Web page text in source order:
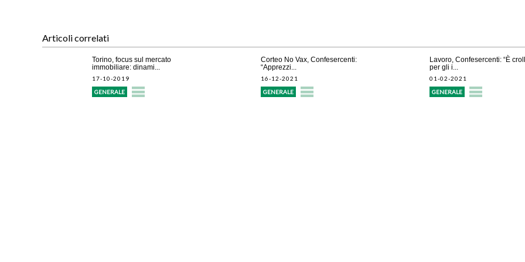
Articoli correlati
Torino, focus sul mercato
immobiliare: dinami...
17-10-2019
GENERALE
Corteo No Vax, Confesercenti:
“Apprezzi...
16-12-2021
GENERALE
Lavoro, Confesercenti: “È
per gli i...
01-02-2021
GENERALE